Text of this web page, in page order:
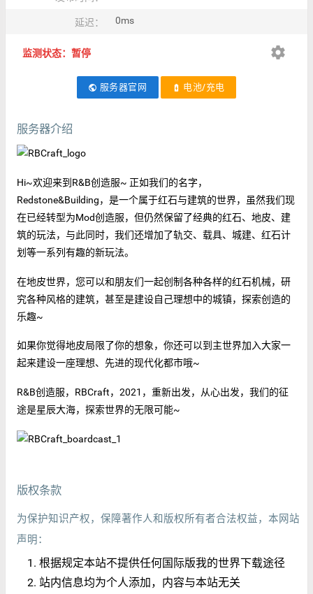
延迟： 0ms
监测状态：暂停 settings
public 服务器官网 battery_charging_full 电池/充电
服务器介绍
Hi~欢迎来到R&B创造服~ 正如我们的名字，
Redstone&Building，是一个属于红石与建筑的世界，虽然我们现
在已经转型为Mod创造服，但仍然保留了经典的红石、地皮、建
筑的玩法，与此同时，我们还增加了轨交、载具、城建、红石计
划等一系列有趣的新玩法。
在地皮世界，您可以和朋友们一起创制各种各样的红石机械，研
究各种风格的建筑，甚至是建设自己理想中的城镇，探索创造的
乐趣~
如果你觉得地皮局限了你的想象，你还可以到主世界加入大家一
起来建设一座理想、先进的现代化都市哦~
R&B创造服，RBCraft，2021，重新出发，从心出发，我们的征
途是星辰大海，探索世界的无限可能~
版权条款
为保护知识产权，保障著作人和版权所有者合法权益，本网站
声明：
根据规定本站不提供任何国际版我的世界下载途径
站内信息均为个人添加，内容与本站无关